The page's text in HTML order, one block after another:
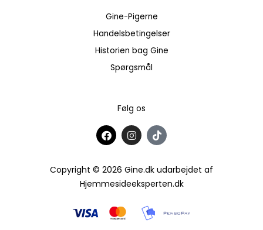
Gine-Pigerne
Handelsbetingelser
Historien bag Gine
Spørgsmål
Følg os
F
a
c
b
o
o
I
n
s
a
g
r
T
i
k
o
k
Copyright © 2026 Gine.dk udarbejdet af
Hjemmesideeksperten.dk